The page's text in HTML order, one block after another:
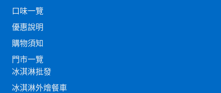
口味一覽
優惠說明
購物須知
門市一覽
冰淇淋批發
冰淇淋外燴餐車